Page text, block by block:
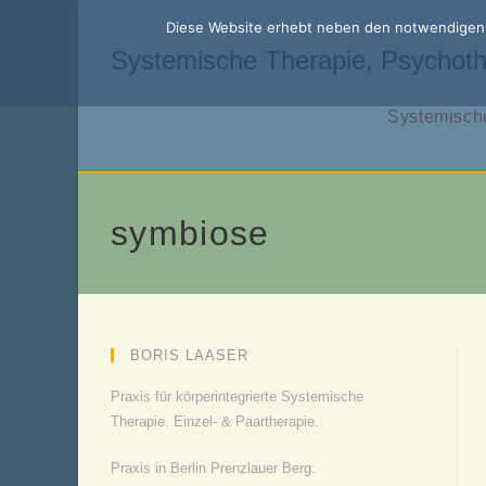
Systemische Therapie,
symbiose
BORIS LAASER
Praxis für körperintegrierte Systemische
Therapie. Einzel- & Paartherapie.
Praxis in Berlin Prenzlauer Berg:
Diese Website erhebt neben den